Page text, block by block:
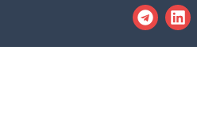
T
e
l
L
i
n